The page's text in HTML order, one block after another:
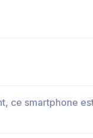
ce smartphone